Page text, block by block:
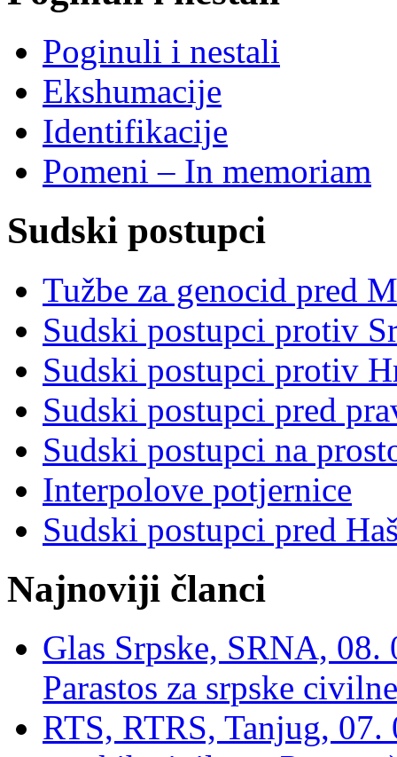
Poginuli i nestali
Ekshumacije
Identifikacije
Pomeni – In memoriam
Sudski postupci
Tužbe za genocid pred
Sudski postupci protiv
Sudski postupci protiv
Sudski postupci pred
Sudski postupci na
Interpolove potjernice
Sudski postupci pred
Najnoviji članci
Glas Srpske, SRNA,
Parastos za srpske
RTS, RTRS, Tanjug,